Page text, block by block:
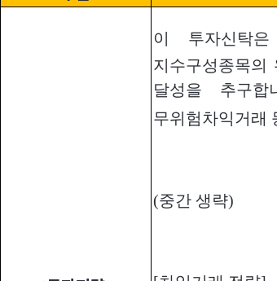
이 투자신탁
지수구성종목의
달성을 추구
무위험차익거래
(중간 생략)